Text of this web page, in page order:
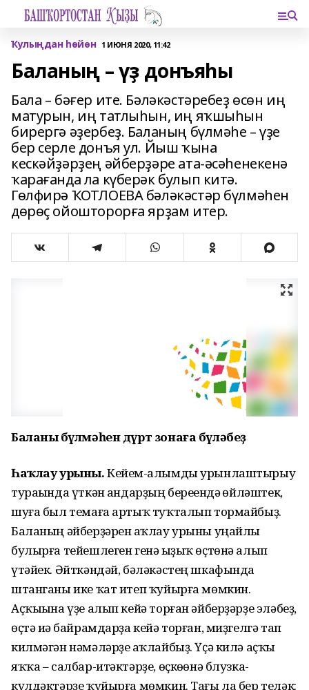
Ҡулыңдан һөйөн 1 ИЮНЯ 2020, 11:42
Баланың – үҙ донъяһы
Бала – бәғер ите. Бәләкәстәребеҙ өсөн иң
матурын, иң татлыһын, иң яҡшыһын
бирергә әҙербеҙ. Баланың бүлмәһе – үҙе
бер серле донъя ул. Йыш ҡына
кескәйҙәрҙең әйберҙәре ата-әсәһенекенә
ҡарағанда ла күберәк булып китә.
Гөлфирә ҠОТЛОЕВА бәләкәстәр бүлмәһен
дөрөҫ ойошторорға ярҙам итер.
Баланың бүлмәһен дүрт зонаға бүләбеҙ
Һаҡлау урыны.Кейем-һалымды урынлаштырыу
тураһында үткән һандарҙың береһендә һөйләштек,
шуға был темаға артыҡ туҡталып тормайбыҙ.
Баланың әйберҙәрен һаҡлау урыны уңайлы
булырға тейешлеген генә һыҙыҡ өҫтөнә алып
үтәйек. Әйткәндәй, бәләкәстең шкафында
штанганы ике ҡат итеп ҡуйырға мөмкин.
Аҫҡыһына үҙе алып кейә торған әйберҙәрҙе эләбеҙ,
өҫтә иһә байрамдарҙа кейә торған, миҙгелгә тап
килмәгән нәмәләрҙе һаҡлайбыҙ. Үҫә килә аҫҡы
яҡҡа – салбар-итәктәрҙе, өҫкөһөнә блузка-
күлдәктәрҙе ҡуйырға мөмкин. Тағы ла бер теләк: